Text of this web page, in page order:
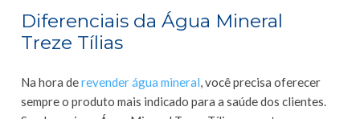
Diferenciais da Água Mineral
Treze Tílias
Na hora derevender água mineral, você precisa oferecer
sempre o produto mais indicado para a saúde dos clientes.